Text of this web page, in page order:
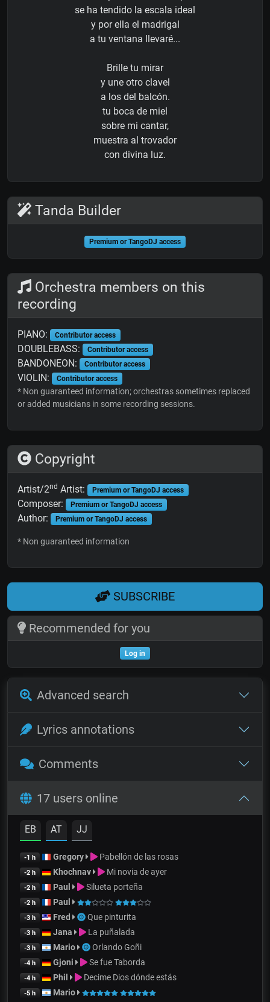
se ha tendido la escala ideal
y por ella el madrigal
a tu ventana llevaré...
Brille tu mirar
y une otro clavel
a los del balcón.
tu boca de miel
sobre mi cantar,
muestra al trovador
con divina luz.
Tanda Builder
Premium or TangoDJ access
Orchestra members on this
recording
PIANO: Contributor access
DOUBLEBASS: Contributor access
BANDONEON: Contributor access
VIOLIN: Contributor access
* Non guaranteed information; orchestras sometimes replaced
or added musicians in some recording sessions.
Copyright
Artist/2nd Artist: Premium or TangoDJ access
Composer: Premium or TangoDJ access
Author: Premium or TangoDJ access
* Non guaranteed information
SUBSCRIBE
Recommended for you
Log in
Advanced search
Lyrics annotations
Comments
17 users online
EB AT JJ
-1 h Gregory Pabellón de las rosas
-2 h Khochnav Mi novia de ayer
-2 h Paul Silueta porteña
-2 h Paul
-3 h Fred Que pinturita
-3 h Jana La puñalada
-3 h Mario Orlando Goñi
-4 h Gjoni Se fue Taborda
-4 h Phil Decime Dios dónde estás
-5 h Mario